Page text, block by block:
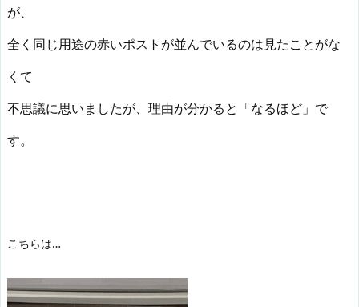
が、
全く同じ用途の赤いポストが並んでいるのは見たことがな
くて
不思議に思いましたが、理由が分かると「なるほど」で
す。
こちらは…